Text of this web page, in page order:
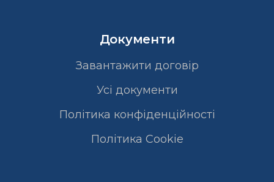
Документи
Завантажити договір
Усі документи
Політика конфіденційності
Полiтика Cookie